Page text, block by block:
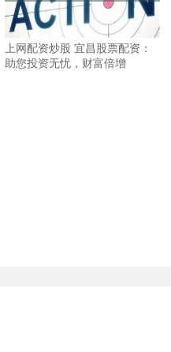
上网配资炒股 宜昌股票配资：
助您投资无忧，财富倍增